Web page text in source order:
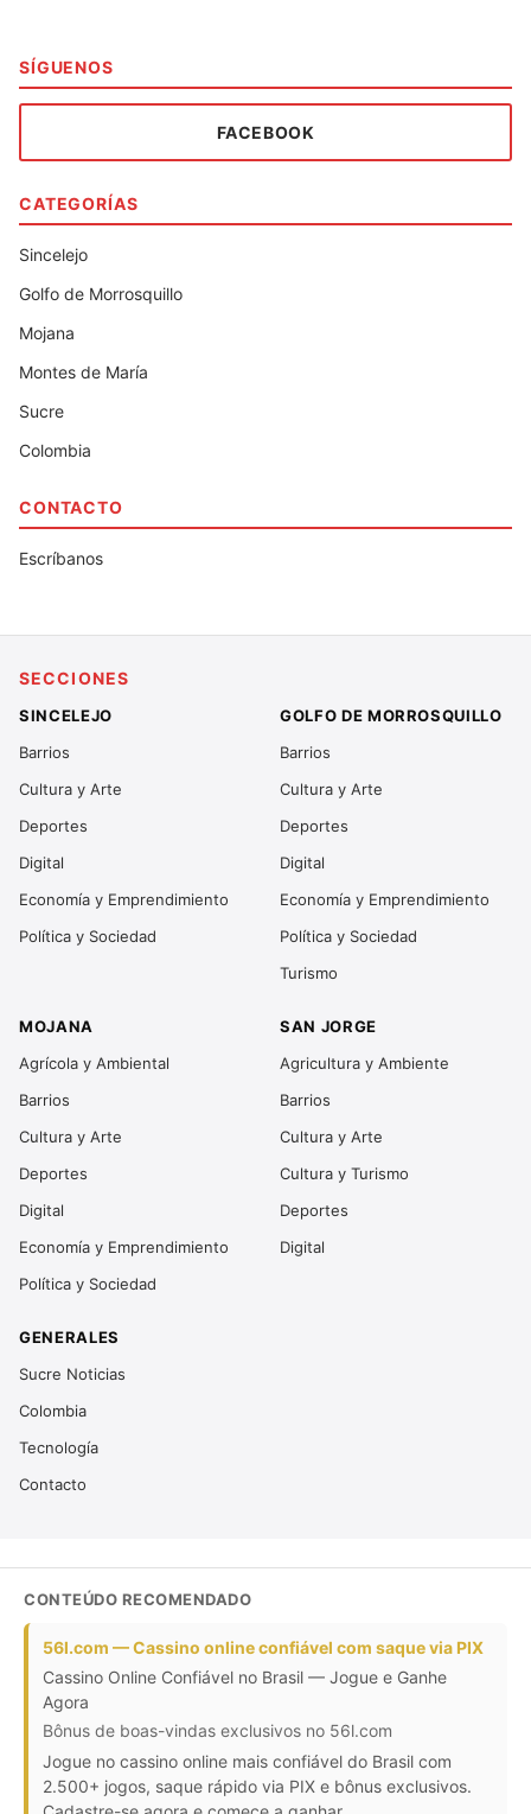
SÍGUENOS
FACEBOOK
CATEGORÍAS
Sincelejo
Golfo de Morrosquillo
Mojana
Montes de María
Sucre
Colombia
CONTACTO
Escríbanos
SECCIONES
SINCELEJO
Barrios
Cultura y Arte
Deportes
Digital
Economía y Emprendimiento
Política y Sociedad
GOLFO DE MORROSQUILLO
Barrios
Cultura y Arte
Deportes
Digital
Economía y Emprendimiento
Política y Sociedad
Turismo
MOJANA
Agrícola y Ambiental
Barrios
Cultura y Arte
Deportes
Digital
Economía y Emprendimiento
Política y Sociedad
SAN JORGE
Agricultura y Ambiente
Barrios
Cultura y Arte
Cultura y Turismo
Deportes
Digital
GENERALES
Sucre Noticias
Colombia
Tecnología
Contacto
CONTEÚDO RECOMENDADO
56l.com — Cassino online confiável com saque via PIX
Cassino Online Confiável no Brasil — Jogue e Ganhe
Agora
Bônus de boas-vindas exclusivos no 56l.com
Jogue no cassino online mais confiável do Brasil com
2.500+ jogos, saque rápido via PIX e bônus exclusivos.